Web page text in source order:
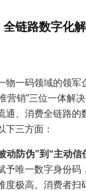
链路数字化
物一码领域的领军
营销”三位一体解
通、消费全链路的
下三方面：
动防伪”到“主动信
予唯一数字身份码
度极高。消费者扫